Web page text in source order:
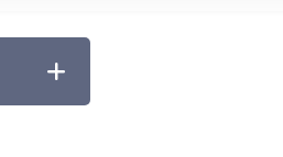
森林保全型農業の支援事業
大雨による洪水被災者支援